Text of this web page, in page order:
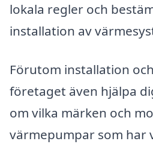
lokala regler och
installation av
Förutom installation
företaget även hjälpa
om vilka märken och
värmepumpar som har